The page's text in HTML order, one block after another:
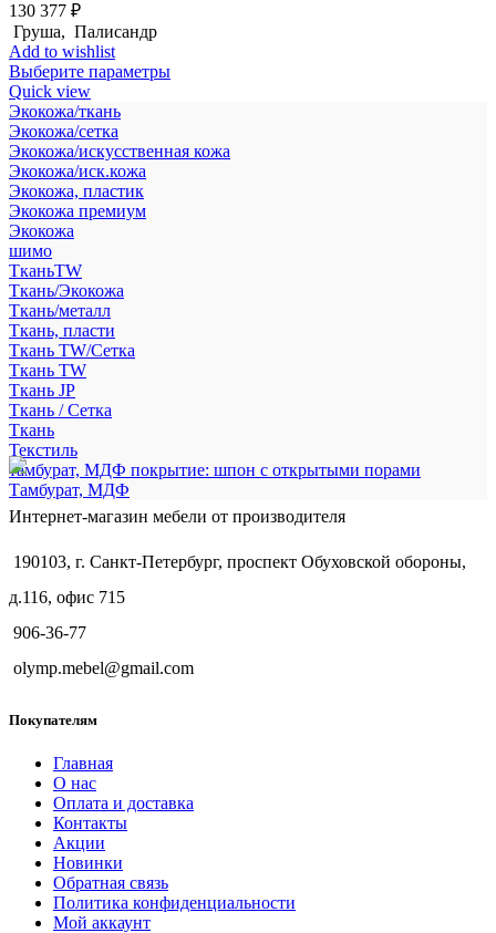
130 377 ₽
Груша, Палисандр
Add to wishlist
Выберите параметры
Quick view
Экокожа/ткань
Экокожа/сетка
Экокожа/искусственная кожа
Экокожа/иск.кожа
Экокожа, пластик
Экокожа премиум
Экокожа
шимо
ТканьTW
Ткань/Экокожа
Ткань/металл
Ткань, пласти
Ткань TW/Сетка
Ткань TW
Ткань JP
Ткань / Сетка
Ткань
Текстиль
тамбурат, МДФ покрытие: шпон с открытыми порами
Тамбурат, МДФ
Интернет-магазин мебели от производителя
190103, г. Санкт-Петербург, проспект Обуховской обороны,
д.116, офис 715
906-36-77
olymp.mebel@gmail.com
Покупателям
Главная
О нас
Оплата и доставка
Контакты
Акции
Новинки
Обратная связь
Политика конфиденциальности
Мой аккаунт